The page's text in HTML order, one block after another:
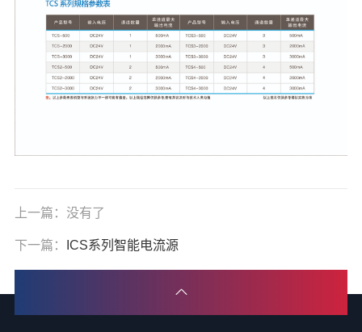
上一篇：没有了
下一篇： ICS系列智能电流源